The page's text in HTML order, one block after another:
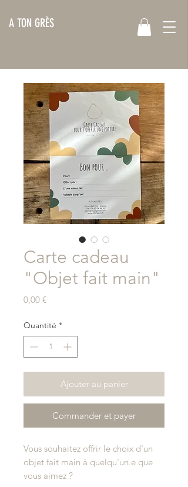
A TON GRÈS
Carte cadeau
"Objet fait main"
0,00 €Prix
Quantité *
Ajouter au panier
Commander et payer
Vous souhaitez offrir le choix d'un
objet fait main à quelqu'un.e que
vous aimez ?